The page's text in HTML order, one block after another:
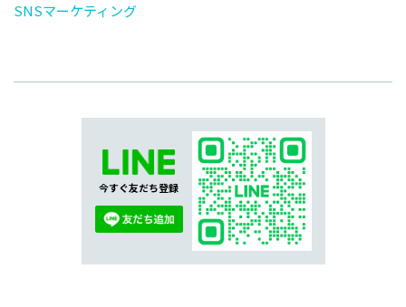
SNSマーケティング
今すぐ友だち登録